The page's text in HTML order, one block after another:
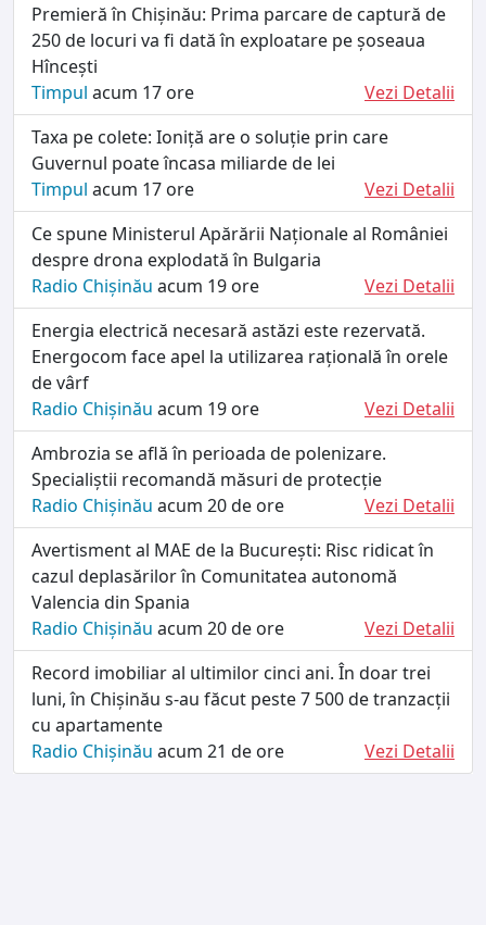
Premieră în Chișinău: Prima parcare de captură de
250 de locuri va fi dată în exploatare pe șoseaua
Hîncești
Timpul acum 17 ore
Vezi Detalii
Taxa pe colete: Ioniță are o soluție prin care
Guvernul poate încasa miliarde de lei
Timpul acum 17 ore
Vezi Detalii
Ce spune Ministerul Apărării Naționale al României
despre drona explodată în Bulgaria
Radio Chișinău acum 19 ore
Vezi Detalii
Energia electrică necesară astăzi este rezervată.
Energocom face apel la utilizarea rațională în orele
de vârf
Radio Chișinău acum 19 ore
Vezi Detalii
Ambrozia se află în perioada de polenizare.
Specialiștii recomandă măsuri de protecție
Radio Chișinău acum 20 de ore
Vezi Detalii
Avertisment al MAE de la București: Risc ridicat în
cazul deplasărilor în Comunitatea autonomă
Valencia din Spania
Radio Chișinău acum 20 de ore
Vezi Detalii
Record imobiliar al ultimilor cinci ani. În doar trei
luni, în Chișinău s-au făcut peste 7 500 de tranzacții
cu apartamente
Radio Chișinău acum 21 de ore Vezi Detalii